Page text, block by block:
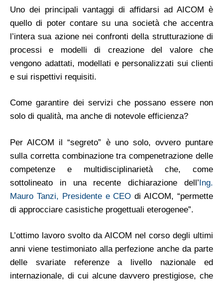
Uno dei principali vantaggi di affidarsi ad AICOM è
quello di poter contare su una società che accentra
l’intera sua azione nei confronti della strutturazione di
processi e modelli di creazione del valore che
vengono adattati, modellati e personalizzati sui clienti
e sui rispettivi requisiti.
Come garantire dei servizi che possano essere non
solo di qualità, ma anche di notevole efficienza?
Per AICOM il “segreto” è uno solo, ovvero puntare
sulla corretta combinazione tra compenetrazione delle
competenze e multidisciplinarietà che, come
sottolineato in una recente dichiarazione dell’Ing.
Mauro Tanzi, Presidente e CEOdi AICOM, “permette
di approcciare casistiche progettuali eterogenee”.
L’ottimo lavoro svolto da AICOM nel corso degli ultimi
anni viene testimoniato alla perfezione anche da parte
delle svariate referenze a livello nazionale ed
internazionale, di cui alcune davvero prestigiose, che